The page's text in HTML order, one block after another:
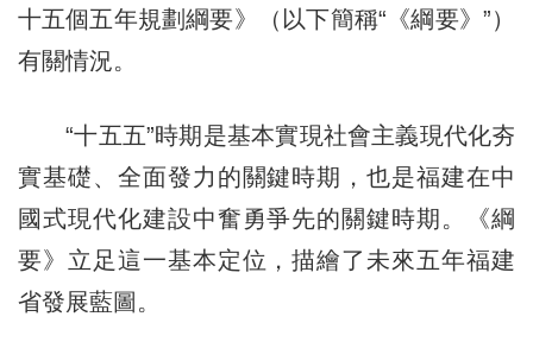
十五個五年規劃綱要》（以下簡稱“《綱要》”）
有關情況。
“十五五”時期是基本實現社會主義現代化夯
實基礎、全面發力的關鍵時期，也是福建在中
國式現代化建設中奮勇爭先的關鍵時期。《綱
要》立足這一基本定位，描繪了未來五年福建
省發展藍圖。